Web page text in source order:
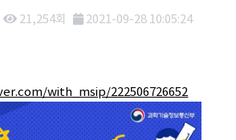
21,254회
2021-09-28 10:05:24
with_msip/222506726652